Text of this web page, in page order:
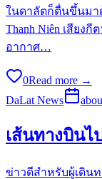
ในดาลัตก็ตื่นขึ้นมา
Thanh Niên เสียง
อากาศ…
0Read more →
DaLat News
เส้นทางบินไ
ข่าวดีสำหรับผู้เดิน